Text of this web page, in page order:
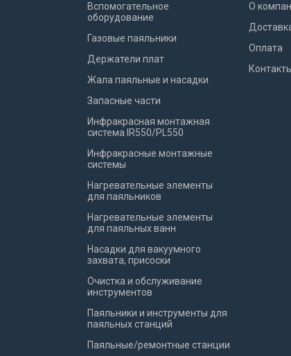
Вспомогательное
оборудование
Газовые паяльники
Держатели плат
Жала паяльные и насадки
Запасные части
Инфракрасная монтажная
система IR550/PL550
Инфракрасные монтажные
системы
Нагревательные элементы
для паяльников
Нагревательные элементы
для паяльных ванн
Насадки для вакуумного
захвата, присоски
Очистка и обслуживание
инструментов
Паяльники и инструменты для
паяльных станций
Паяльные/ремонтные станции
О
Оплата